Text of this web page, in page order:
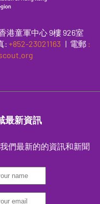
港童軍中心 9樓 926室
: +852-23021163 | 電郵 :
最新資訊
們最新的的資訊和新聞